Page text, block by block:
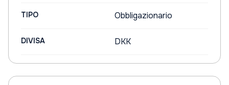
TIPO Obbligazionario
DIVISA DKK